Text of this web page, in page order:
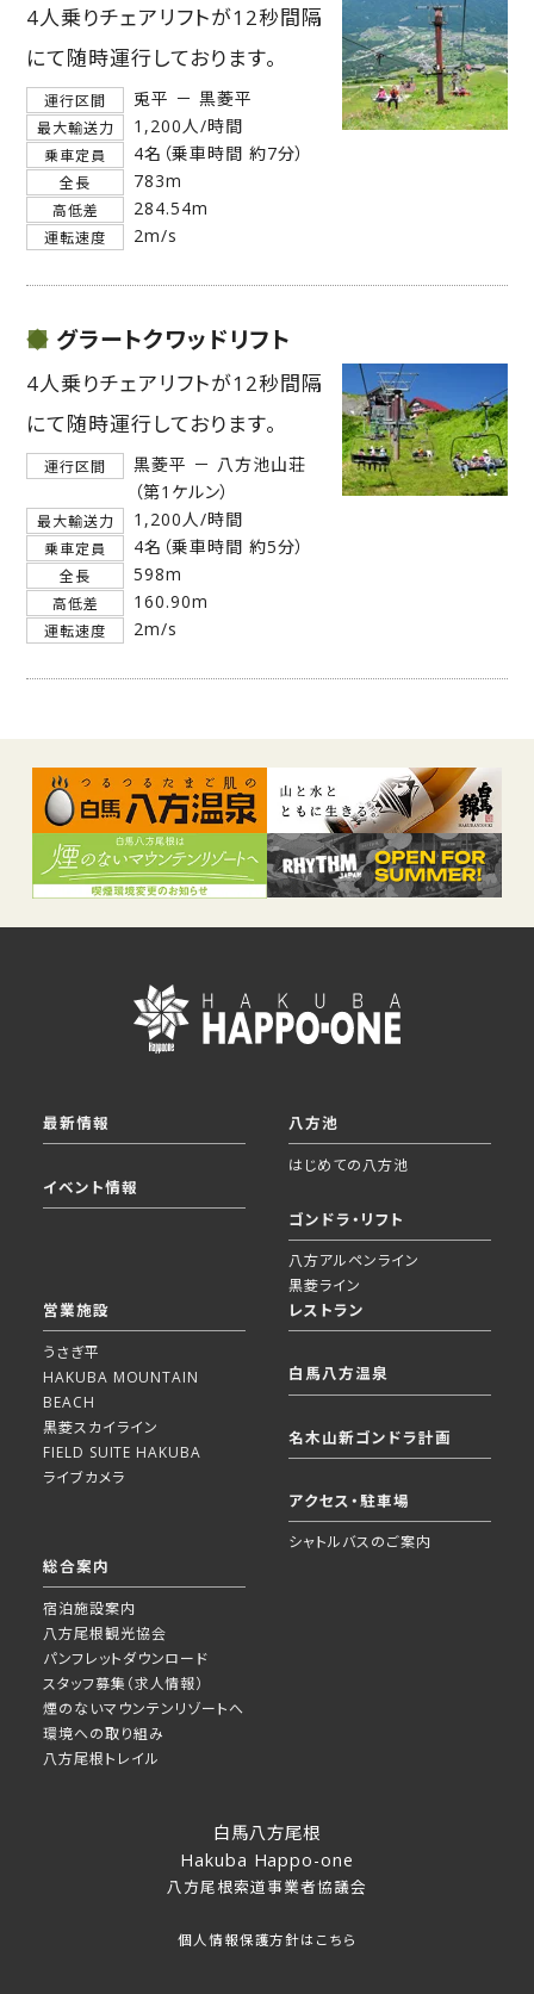
4人乗りチェアリフトが12秒間隔
にて随時運行しております。
運行区間 兎平 － 黒菱平
最大輸送力 1,200人/時間
乗車定員 4名（乗車時間 約7分）
全長 783m
高低差 284.54m
運転速度 2m/s
グラートクワッドリフト
4人乗りチェアリフトが12秒間隔
にて随時運行しております。
運行区間
黒菱平 － 八方池山荘
（第1ケルン）
最大輸送力 1,200人/時間
乗車定員 4名（乗車時間 約5分）
全長 598m
高低差 160.90m
運転速度 2m/s
最新情報
イベント情報
八方池
はじめての八方池
ゴンドラ・リフト
八方アルペンライン
黒菱ライン
営業施設
うさぎ平
HAKUBA MOUNTAIN
BEACH
黒菱スカイライン
FIELD SUITE HAKUBA
ライブカメラ
レストラン
白馬八方温泉
名木山新ゴンドラ計画
アクセス・駐車場
シャトルバスのご案内
総合案内
宿泊施設案内
八方尾根観光協会
パンフレットダウンロード
スタッフ募集（求人情報）
煙のないマウンテンリゾートへ
環境への取り組み
八方尾根トレイル
白馬八方尾根
Hakuba Happo-one
八方尾根索道事業者協議会
個人情報保護方針はこちら